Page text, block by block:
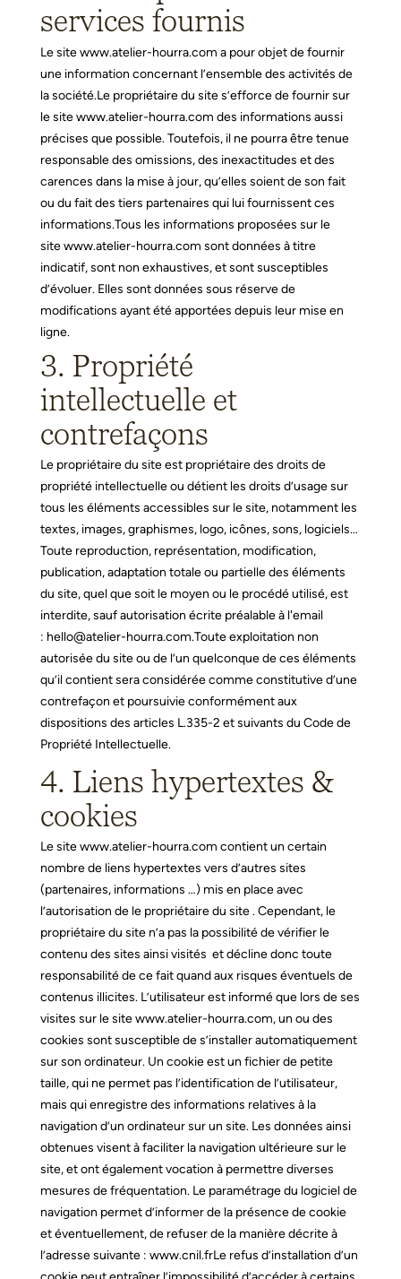
services fournis
Le sitewww.atelier-hourra.com a pour objet de fournir
une information concernant l’ensemble des activités de
la société.Le propriétaire du site s’efforce de fournir sur
le sitewww.atelier-hourra.com des informations aussi
précises que possible. Toutefois, il ne pourra être tenue
responsable des omissions, des inexactitudes et des
carences dans la mise à jour, qu’elles soient de son fait
ou du fait des tiers partenaires qui lui fournissent ces
informations.Tous les informations proposées sur le
sitewww.atelier-hourra.com sont données à titre
indicatif, sont non exhaustives, et sont susceptibles
d’évoluer. Elles sont données sous réserve de
modifications ayant été apportées depuis leur mise en
ligne.
3. Propriété
intellectuelle et
contrefaçons
Le propriétaire du site est propriétaire des droits de
propriété intellectuelle ou détient les droits d’usage sur
tous les éléments accessibles sur le site, notamment les
textes, images, graphismes, logo, icônes, sons, logiciels…
Toute reproduction, représentation, modification,
publication, adaptation totale ou partielle des éléments
du site, quel que soit le moyen ou le procédé utilisé, est
interdite, sauf autorisation écrite préalable à l'email
: hello@atelier-hourra.com.Toute exploitation non
autorisée du site ou de l’un quelconque de ces éléments
qu’il contient sera considérée comme constitutive d’une
contrefaçon et poursuivie conformément aux
dispositions des articles L.335-2 et suivants du Code de
Propriété Intellectuelle.
4. Liens hypertextes &
cookies
Le sitewww.atelier-hourra.com contient un certain
nombre de liens hypertextes vers d’autres sites
(partenaires, informations …) mis en place avec
l’autorisation de le propriétaire du site . Cependant, le
propriétaire du site n’a pas la possibilité de vérifier le
contenu des sites ainsi visités et décline donc toute
responsabilité de ce fait quand aux risques éventuels de
contenus illicites. L’utilisateur est informé que lors de ses
visites sur le sitewww.atelier-hourra.com, un ou des
cookies sont susceptible de s’installer automatiquement
sur son ordinateur. Un cookie est un fichier de petite
taille, qui ne permet pas l’identification de l’utilisateur,
mais qui enregistre des informations relatives à la
navigation d’un ordinateur sur un site. Les données ainsi
obtenues visent à faciliter la navigation ultérieure sur le
site, et ont également vocation à permettre diverses
mesures de fréquentation. Le paramétrage du logiciel de
navigation permet d’informer de la présence de cookie
et éventuellement, de refuser de la manière décrite à
l’adresse suivante : www.cnil.frLe refus d’installation d’un